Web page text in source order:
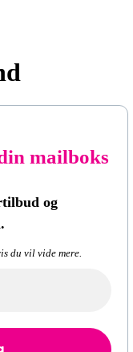
mailboks
og
du vil vide mere.